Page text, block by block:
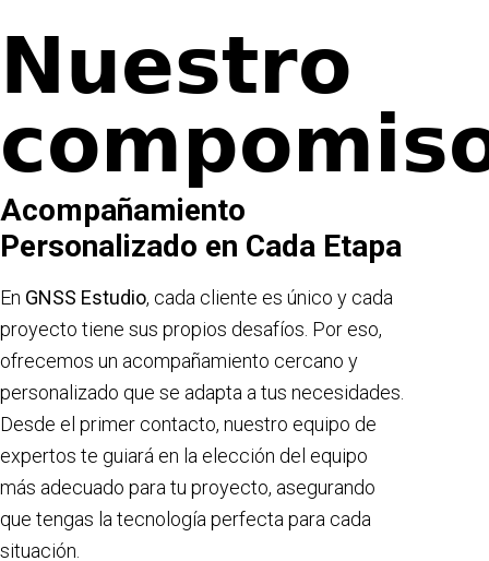
Nuestro
Acompañamiento
Personalizado en Cada Etapa
En GNSS Estudio, cada cliente es único y cada
proyecto tiene sus propios desafíos. Por eso,
ofrecemos un acompañamiento cercano y
personalizado que se adapta a tus necesidades.
Desde el primer contacto, nuestro equipo de
expertos te guiará en la elección del equipo
más adecuado para tu proyecto, asegurando
que tengas la tecnología perfecta para cada
situación.